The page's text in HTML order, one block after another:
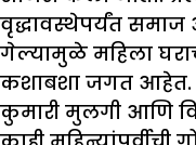
वृद्धावस्थेपर्यंत समाज
गेल्यामुळे महिला
कशाबशा जगत आहेत.
कुमारी मुलगी आणि